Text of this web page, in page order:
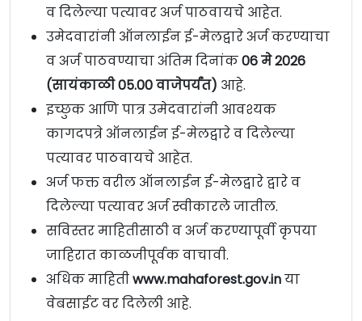
व दिलेल्या पत्यावर अर्ज पाठवायचे आहेत.
उमेदवारांनी ऑनलाईन ई-मेलद्वारे अर्ज करण्याचा
व अर्ज पाठवण्याचा अंतिम दिनांक06 मे 2026
(सायंकाळी 05.00 वाजेपर्यंत) आहे.
इच्छुक आणि पात्र उमेदवारांनी आवश्यक
कागदपत्रे ऑनलाईन ई-मेलद्वारे व दिलेल्या
पत्यावर पाठवायचे आहेत.
अर्ज फक्त वरील ऑनलाईन ई-मेलद्वारे द्वारे व
दिलेल्या पत्यावर अर्ज स्वीकारले जातील.
सविस्तर माहितीसाठी व अर्ज करण्यापूर्वी कृपया
जाहिरात काळजीपूर्वक वाचावी.
अधिक माहितीwww.mahaforest.gov.inया
वेबसाईट वर दिलेली आहे.